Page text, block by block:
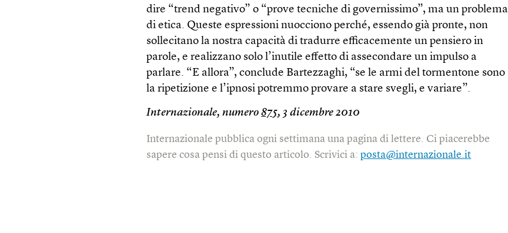
dire “trend negativo” o “prove tecniche di governissimo”, ma un problema
di etica. Queste espressioni nuocciono perché, essendo già pronte, non
sollecitano la nostra capacità di tradurre efficacemente un pensiero in
parole, e realizzano solo l’inutile effetto di assecondare un impulso a
parlare. “E allora”, conclude Bartezzaghi, “se le armi del tormentone sono
la ripetizione e l’ipnosi potremmo provare a stare svegli, e variare”.
Internazionale, numero875, 3 dicembre 2010
Internazionale pubblica ogni settimana una pagina di lettere. Ci piacerebbe
sapere cosa pensi di questo articolo. Scrivici a:posta@internazionale.it